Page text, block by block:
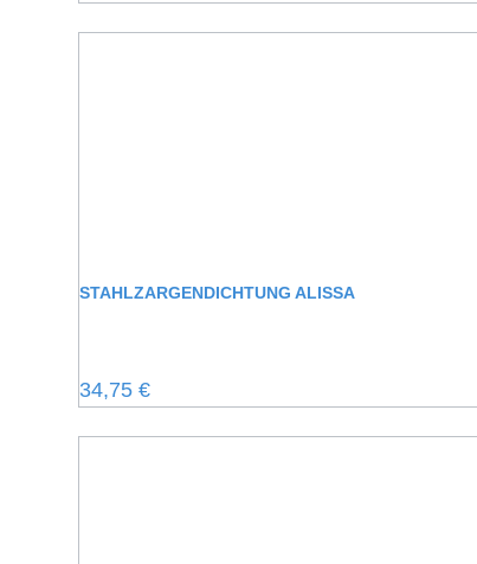
STAHLZARGENDICHTUNG ALISSA
Regulärer Preis:
34,75 €